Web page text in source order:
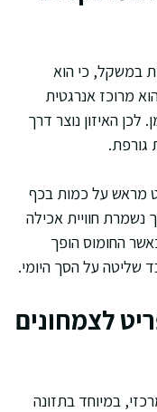
במשקל, כי הוא
מרוכז אנרגטית
לכן האיזון נוצר דרך
גורפת.
מראש על כמות בכף
נשמרת חוויית אכילה
החומוס הופך
שליטה על הסך היומי.
לצמחונים
במיוחד בתזונה